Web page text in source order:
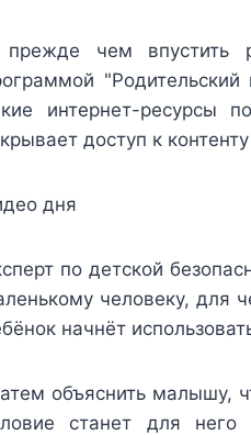
чем впустить
интернет-ресурсы
доступ к
дня
по детской
человеку, для
начнёт
объяснить малышу,
станет для